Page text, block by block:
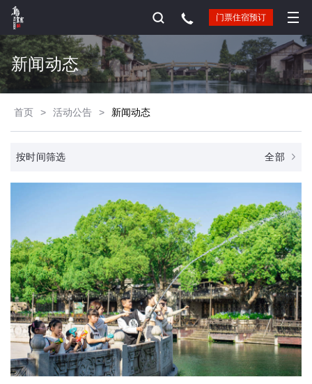
门票住宿预订
新闻动态
首页 > 活动公告 > 新闻动态
按时间筛选 全部